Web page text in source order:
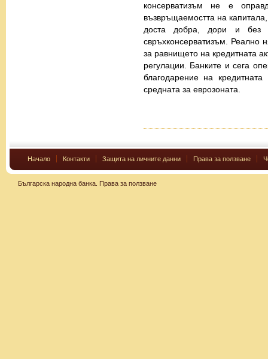
консерватизъм не е
възвръщаемостта на
доста добра, дори и без
свръхконсерватизъм. Реално
за равнището на кредитната
регулации. Банките и сега
благодарение на
средната за еврозоната.
Начало Контакти Защита на личните данни Права за ползване
Българска народна банка. Права за ползване